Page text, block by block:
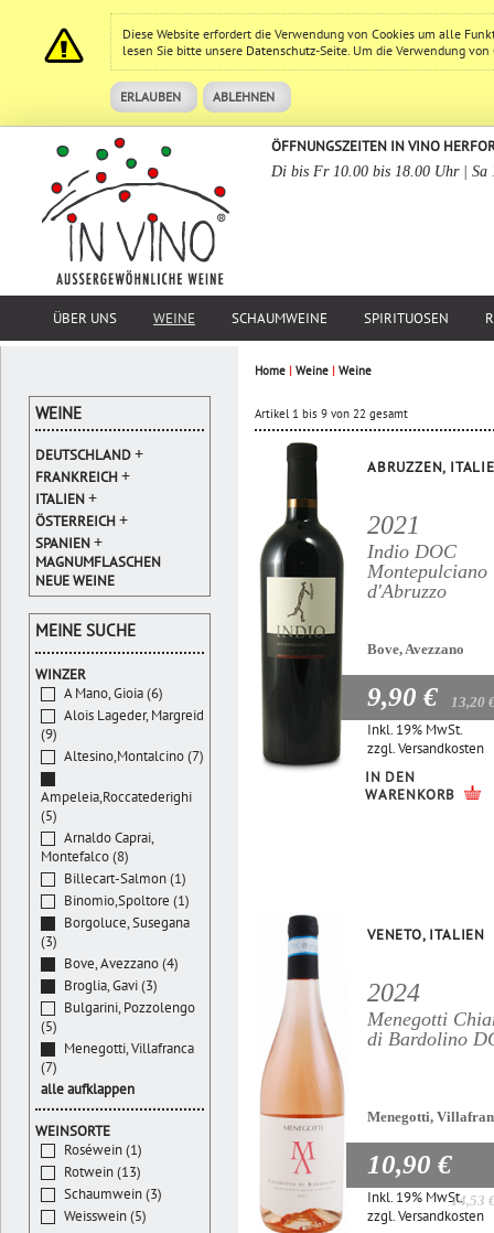
Diese Website erfordert die Verwendung von Cookies um alle
lesen Sie bitte unsere Datenschutz-Seite. Um die Verwendung
ERLAUBEN ABLEHNEN
ÖFFNUNGSZEITEN IN VINO
Di bis Fr 10.00 bis 18.00 Uhr | Sa
ÜBER UNS WEINE SCHAUMWEINE SPIRITUOSEN
Home | Weine | Weine
Artikel 1 bis 9 von 22 gesamt
ABRUZZEN,
2021
Indio DOC
Montepulciano
d'Abruzzo
Bove, Avezzano
9,90 € 13,20
Inkl. 19% MwSt.
zzgl.Versandkosten
IN DEN
WARENKORB
VENETO, ITALIEN
2024
Menegotti
di Bardolino
Menegotti,
10,90 €
14,53
Inkl. 19% MwSt.
zzgl.Versandkosten
WEINE
DEUTSCHLAND+
FRANKREICH+
ITALIEN+
ÖSTERREICH+
SPANIEN+
MAGNUMFLASCHEN
NEUE WEINE
MEINE SUCHE
WINZER
A Mano, Gioia (6)
Alois Lageder, Margreid
(9)
Altesino,Montalcino (7)
Ampeleia,Roccatederighi
(5)
Arnaldo Caprai,
Montefalco (8)
Billecart-Salmon (1)
Binomio,Spoltore (1)
Borgoluce, Susegana
(3)
Bove, Avezzano (4)
Broglia, Gavi (3)
Bulgarini, Pozzolengo
(5)
Menegotti, Villafranca
(7)
alle aufklappen
WEINSORTE
Roséwein (1)
Rotwein (13)
Schaumwein (3)
Weisswein (5)